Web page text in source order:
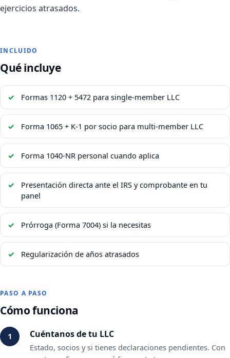
ejercicios atrasados.
INCLUIDO
Qué incluye
Formas 1120 + 5472 para single-member LLC
Forma 1065 + K-1 por socio para multi-member LLC
Forma 1040-NR personal cuando aplica
Presentación directa ante el IRS y comprobante en tu
panel
Prórroga (Forma 7004) si la necesitas
Regularización de años atrasados
PASO A PASO
Cómo funciona
Cuéntanos de tu LLC
Estado, socios y si tienes declaraciones pendientes. Con